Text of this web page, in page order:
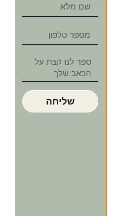
שליחה